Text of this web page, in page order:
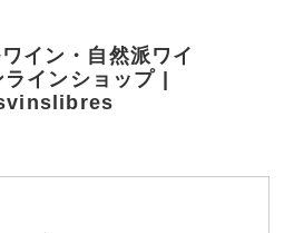
イン・自然派ワイ
インショップ |